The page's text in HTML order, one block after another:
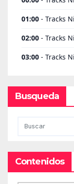
Busqueda
Contenidos